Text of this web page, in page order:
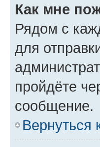
Как мне
Рядом с
для
пройдёте
сообщение.
Вернуться